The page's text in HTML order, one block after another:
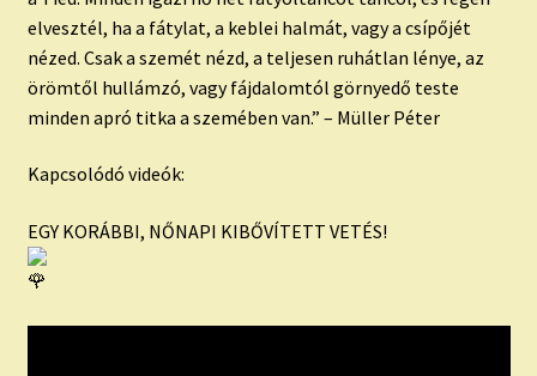
elvesztél, ha a fátylat, a keblei halmát, vagy a csípőjét
nézed. Csak a szemét nézd, a teljesen ruhátlan lénye, az
örömtől hullámzó, vagy fájdalomtól görnyedő teste
minden apró titka a szemében van.” – Müller Péter
Kapcsolódó videók:
EGY KORÁBBI, NŐNAPI KIBŐVÍTETT VETÉS!